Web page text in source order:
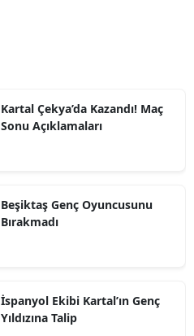
Kartal Çekya’da Kazandı! Maç
Sonu Açıklamaları
Beşiktaş Genç Oyuncusunu
Bırakmadı
İspanyol Ekibi Kartal’ın Genç
Yıldızına Talip